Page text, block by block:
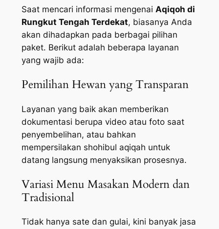
Saat mencari informasi mengenai Aqiqoh di
Rungkut Tengah Terdekat, biasanya Anda
akan dihadapkan pada berbagai pilihan
paket. Berikut adalah beberapa layanan
yang wajib ada:
Pemilihan Hewan yang Transparan
Layanan yang baik akan memberikan
dokumentasi berupa video atau foto saat
penyembelihan, atau bahkan
mempersilakan shohibul aqiqah untuk
datang langsung menyaksikan prosesnya.
Variasi Menu Masakan Modern dan
Tradisional
Tidak hanya sate dan gulai, kini banyak jasa